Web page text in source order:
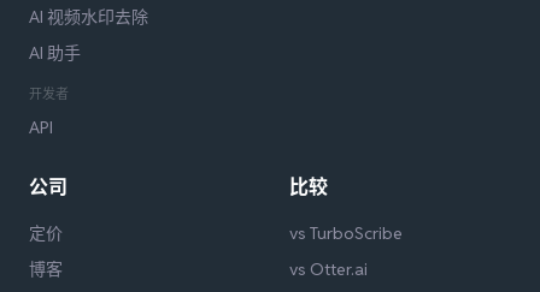
AI 视频水印去除
AI 助手
开发者
API
公司
定价
博客
比较
vs TurboScribe
vs Otter.ai